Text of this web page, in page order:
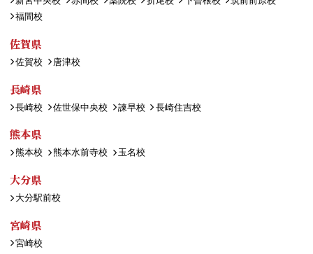
福間校
佐賀県
佐賀校 唐津校
長崎県
長崎校 佐世保中央校 諫早校 長崎住吉校
熊本県
熊本校 熊本水前寺校 玉名校
大分県
大分駅前校
宮崎県
宮崎校